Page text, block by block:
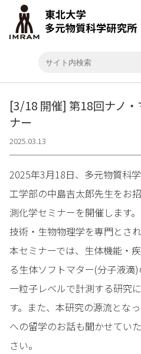
[3/18 開催] 第18回ナノ
ナー
2025.03.13
2025年3月18日、多元物質科
工学部の中島吉太郎先生をお
測化学セミナーを開催します
技術・生物物理学を専門とされ
本セミナーでは、生体機能・
る生体ソフトマター(分子液滴
一粒子レベルで計測する研究
す。また、本研究の源流とな
への留学のお話も聞かせてい
さい。